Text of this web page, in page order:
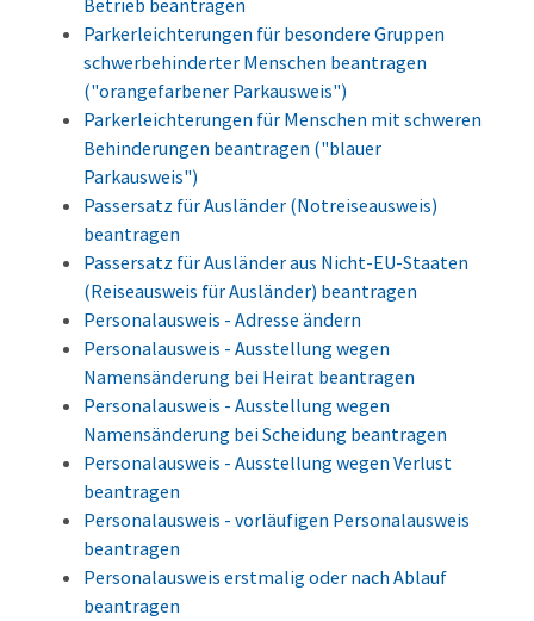
Betrieb beantragen
Parkerleichterungen für besondere Gruppen
schwerbehinderter Menschen beantragen
("orangefarbener Parkausweis")
Parkerleichterungen für Menschen mit schweren
Behinderungen beantragen ("blauer
Parkausweis")
Passersatz für Ausländer (Notreiseausweis)
beantragen
Passersatz für Ausländer aus Nicht-EU-Staaten
(Reiseausweis für Ausländer) beantragen
Personalausweis - Adresse ändern
Personalausweis - Ausstellung wegen
Namensänderung bei Heirat beantragen
Personalausweis - Ausstellung wegen
Namensänderung bei Scheidung beantragen
Personalausweis - Ausstellung wegen Verlust
beantragen
Personalausweis - vorläufigen Personalausweis
beantragen
Personalausweis erstmalig oder nach Ablauf
beantragen